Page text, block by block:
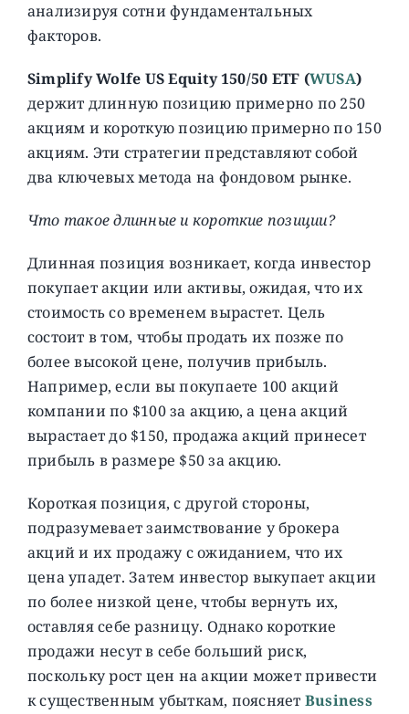
анализируя сотни фундаментальных
факторов.
Simplify Wolfe US Equity 150/50 ETF (WUSA)
держит длинную позицию примерно по 250
акциям и короткую позицию примерно по 150
акциям. Эти стратегии представляют собой
два ключевых метода на фондовом рынке.
Что такое длинные и короткие позиции?
Длинная позиция возникает, когда инвестор
покупает акции или активы, ожидая, что их
стоимость со временем вырастет. Цель
состоит в том, чтобы продать их позже по
более высокой цене, получив прибыль.
Например, если вы покупаете 100 акций
компании по $100 за акцию, а цена акций
вырастает до $150, продажа акций принесет
прибыль в размере $50 за акцию.
Короткая позиция, с другой стороны,
подразумевает заимствование у брокера
акций и их продажу с ожиданием, что их
цена упадет. Затем инвестор выкупает акции
по более низкой цене, чтобы вернуть их,
оставляя себе разницу. Однако короткие
продажи несут в себе больший риск,
поскольку рост цен на акции может привести
к существенным убыткам, поясняет Business